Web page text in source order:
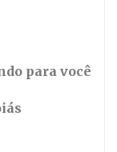
para você